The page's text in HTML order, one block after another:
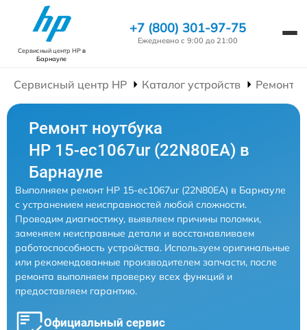
Сервисный центр HPв
Барнауле
+7 (800) 301-97-75
Ежедневно с 9:00 до 21:00
Сервисный центр HP Каталог устройств Ремонт
Ремонт ноутбука
HP 15-ec1067ur (22N80EA) в
Барнауле
Выполняем ремонт HP 15-ec1067ur (22N80EA) в Барнауле
с устранением неисправностей любой сложности.
Проводим диагностику, выявляем причины поломки,
заменяем неисправные детали и восстанавливаем
работоспособность устройства. Используем оригинальные
или рекомендованные производителем запчасти, после
ремонта выполняем проверку всех функций и
предоставляем гарантию.
Официальный сервис